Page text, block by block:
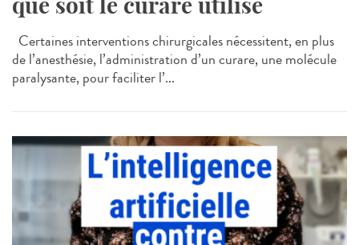
Certaines interventions chirurgicales nécessitent, en plus
de l’anesthésie, l’administration d’un curare, une molécule
paralysante, pour faciliter l’...